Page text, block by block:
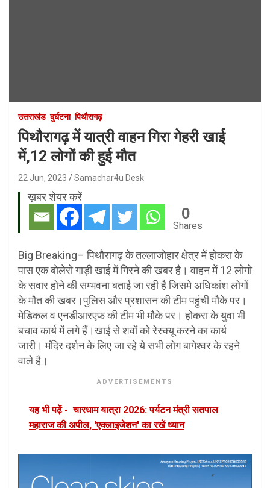
उत्तराखंड दुर्घटना पिथौरागढ़
पिथौरागढ़ में यात्री वाहन गिरा गेहरी खाई
में,12 लोगों की हुई मौत
22 Jun, 2023 Samachar4u Desk
ख़बर शेयर करें
0
Shares
Big Breaking– पिथौरागढ़ के तल्लाजोहार क्षेत्र में होकरा के
पास एक बोलेरो गाड़ी खाई में गिरने की खबर है। वाहन में 12 लोगो
के सवार होने की सम्भवना बताई जा रही है जिसमे अधिकांश लोगों
के मौत की खबर।पुलिस और प्रशासन की टीम पहुंची मौके पर।
मेडिकल व एनडीआरएफ की टीम भी मौके पर। होकरा के युवा भी
बचाव कार्य में लगे हैं।खाई से शवों को रेस्क्यू करने का कार्य
जारी। मंदिर दर्शन के लिए जा रहे ये सभी लोग बागेश्वर के रहने
वाले है।
ADVERTISEMENTS
यह भी पढ़ें - चारधाम यात्रा 2026: पर्यटन मंत्री सतपाल
महाराज की अपील, 'एक्लाइजेशन' का रखें ध्यान